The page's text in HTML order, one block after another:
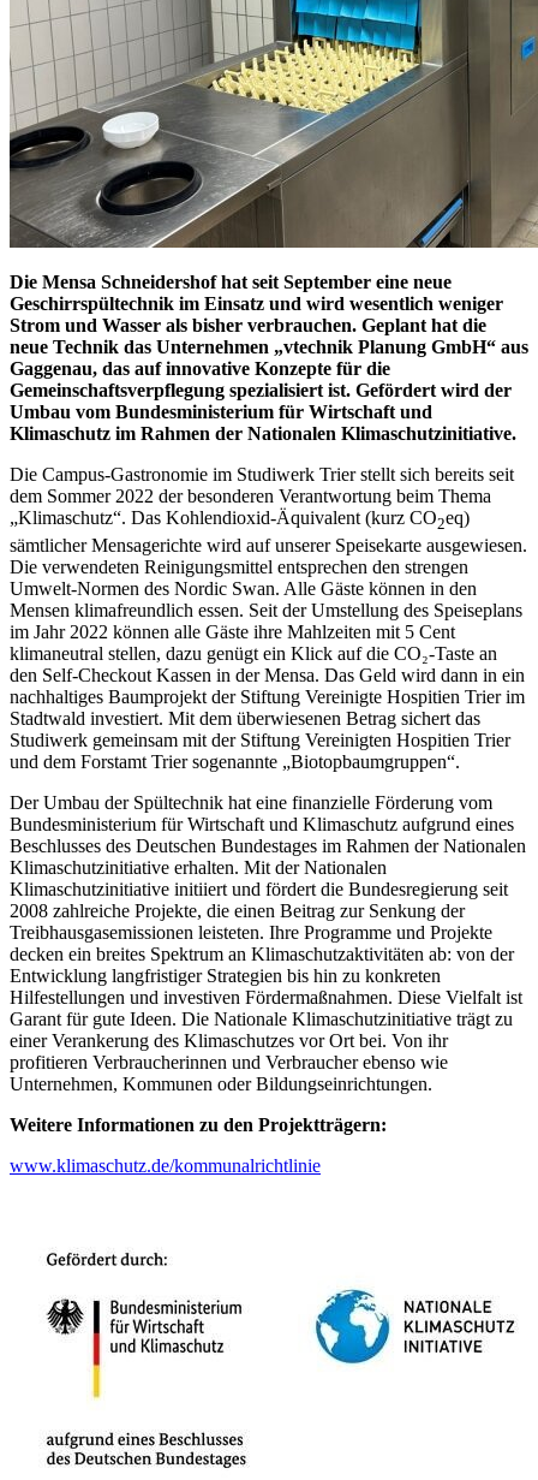
Die Mensa Schneidershof hat seit September eine neue
Geschirrspültechnik im Einsatz und wird wesentlich weniger
Strom und Wasser als bisher verbrauchen. Geplant hat die
neue Technik das Unternehmen „vtechnik Planung GmbH“ aus
Gaggenau, das auf innovative Konzepte für die
Gemeinschaftsverpflegung spezialisiert ist. Gefördert wird der
Umbau vom Bundesministerium für Wirtschaft und
Klimaschutz im Rahmen der Nationalen Klimaschutzinitiative.
Die Campus-Gastronomie im Studiwerk Trier stellt sich bereits seit
dem Sommer 2022 der besonderen Verantwortung beim Thema
„Klimaschutz“. Das Kohlendioxid-Äquivalent (kurz CO2eq)
sämtlicher Mensagerichte wird auf unserer Speisekarte ausgewiesen.
Die verwendeten Reinigungsmittel entsprechen den strengen
Umwelt-Normen des Nordic Swan. Alle Gäste können in den
Mensen klimafreundlich essen. Seit der Umstellung des Speiseplans
im Jahr 2022 können alle Gäste ihre Mahlzeiten mit 5 Cent
klimaneutral stellen, dazu genügt ein Klick auf die CO₂-Taste an
den Self-Checkout Kassen in der Mensa. Das Geld wird dann in ein
nachhaltiges Baumprojekt der Stiftung Vereinigte Hospitien Trier im
Stadtwald investiert. Mit dem überwiesenen Betrag sichert das
Studiwerk gemeinsam mit der Stiftung Vereinigten Hospitien Trier
und dem Forstamt Trier sogenannte „Biotopbaumgruppen“.
Der Umbau der Spültechnik hat eine finanzielle Förderung vom
Bundesministerium für Wirtschaft und Klimaschutz aufgrund eines
Beschlusses des Deutschen Bundestages im Rahmen der Nationalen
Klimaschutzinitiative erhalten. Mit der Nationalen
Klimaschutzinitiative initiiert und fördert die Bundesregierung seit
2008 zahlreiche Projekte, die einen Beitrag zur Senkung der
Treibhausgasemissionen leisteten. Ihre Programme und Projekte
decken ein breites Spektrum an Klimaschutzaktivitäten ab: von der
Entwicklung langfristiger Strategien bis hin zu konkreten
Hilfestellungen und investiven Fördermaßnahmen. Diese Vielfalt ist
Garant für gute Ideen. Die Nationale Klimaschutzinitiative trägt zu
einer Verankerung des Klimaschutzes vor Ort bei. Von ihr
profitieren Verbraucherinnen und Verbraucher ebenso wie
Unternehmen, Kommunen oder Bildungseinrichtungen.
Weitere Informationen zu den Projektträgern:
www.klimaschutz.de/kommunalrichtlinie